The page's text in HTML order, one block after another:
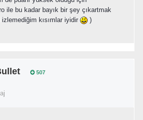
ile bu kadar bayık bir şey çıkartmak
kısımlar iyidir
)
507